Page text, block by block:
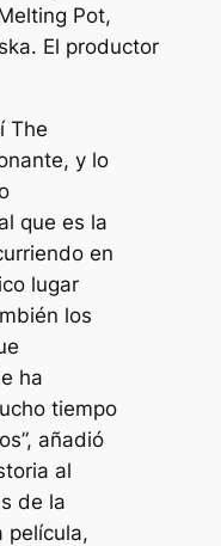
Pot,
El productor
The
y lo
que es la
en
lugar
los
ha
tiempo
añadió
al
de la
película,